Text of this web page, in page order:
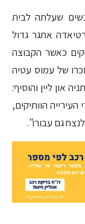
שעלתה לבית
אתגר גדול
כאשר הקבוצה
של עמוס עטיה
און ליין והוסיף:
הוותיקים,
גם עבורו".